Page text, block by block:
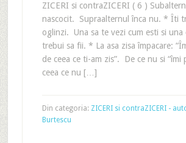
ZICERI si contraZICERI ( 6 )
nascocit. Supraalternul înca nu. * Îti
oglinzi. Una sa te vezi cum esti si una
trebui sa fii. * La asa zisa împacare:
de ceea ce ti-am zis”. De ce nu si “îmi
ceea ce nu […]
Din categoria: ZICERI si contraZICERI -
Burtescu